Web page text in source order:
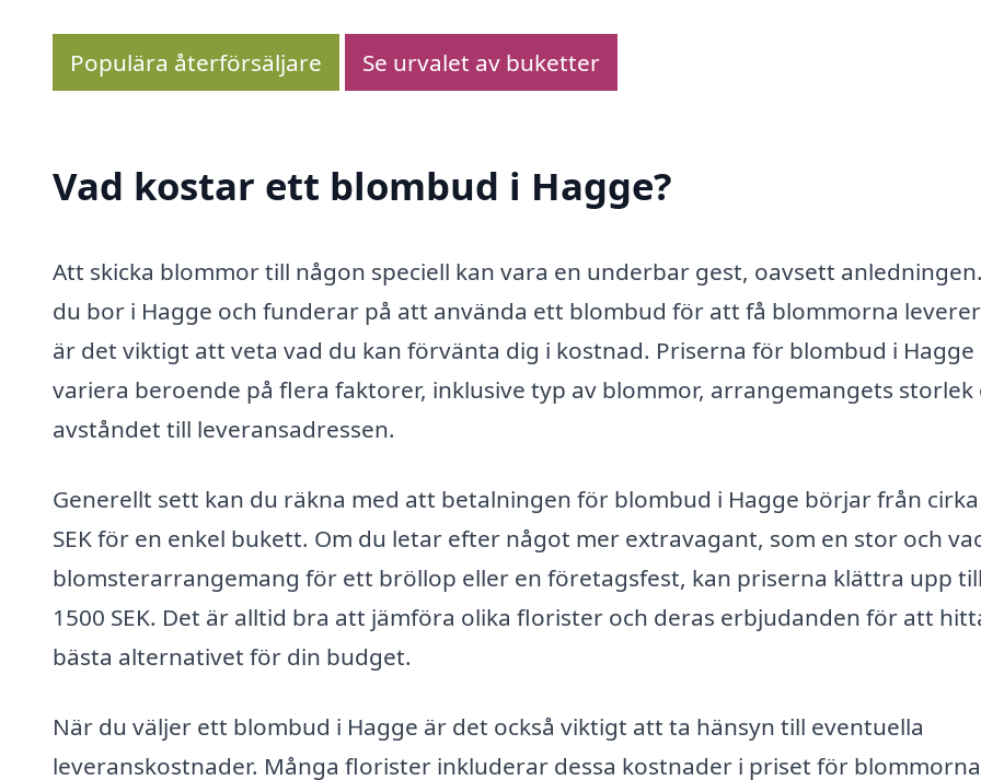
Populära återförsäljare Se urvalet av buketter
Vad kostar ett blombud i Hagge?
Att skicka blommor till någon speciell kan vara en underbar gest, oavsett
du bor i Hagge och funderar på att använda ett blombud för att få blommorna
är det viktigt att veta vad du kan förvänta dig i kostnad. Priserna för blombud i Hagge
variera beroende på flera faktorer, inklusive typ av blommor, arrangemangets storlek
avståndet till leveransadressen.
Generellt sett kan du räkna med att betalningen för blombud i Hagge börjar från
SEK för en enkel bukett. Om du letar efter något mer extravagant, som en stor och
blomsterarrangemang för ett bröllop eller en företagsfest, kan priserna klättra upp
1500 SEK. Det är alltid bra att jämföra olika florister och deras erbjudanden för att
bästa alternativet för din budget.
När du väljer ett blombud i Hagge är det också viktigt att ta hänsyn till eventuella
leveranskostnader. Många florister inkluderar dessa kostnader i priset för